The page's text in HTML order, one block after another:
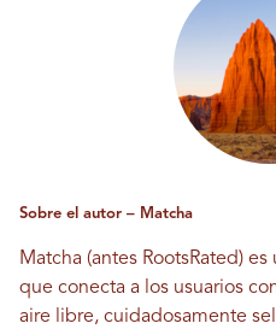
Sobre el autor – Matcha
Matcha (antes RootsRated)
que conecta a los usuarios
aire libre, cuidadosamente